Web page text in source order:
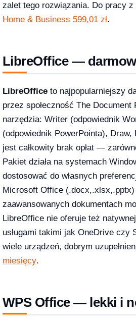
reguły — producenci i użytkownicy na
małych firm wciąż twierdzi, że to ich
[2026]
03
zalet tego rozwiązania. Do pracy
Home & Business 599,01 zł.
LibreOffice —
LibreOffice to najpopularniejszy
przez społeczność The
narzędzia: Writer (odpowiednik
(odpowiednik PowerPointa),
jest całkowity brak opłat —
Pakiet działa na systemach
dostosować do własnych
Microsoft Office
zaawansowanych dokumentach
LibreOffice nie oferuje też
usługami takimi jak OneDrive
wiele urządzeń, dobrym
miesięcy.
WPS Office — lekki i